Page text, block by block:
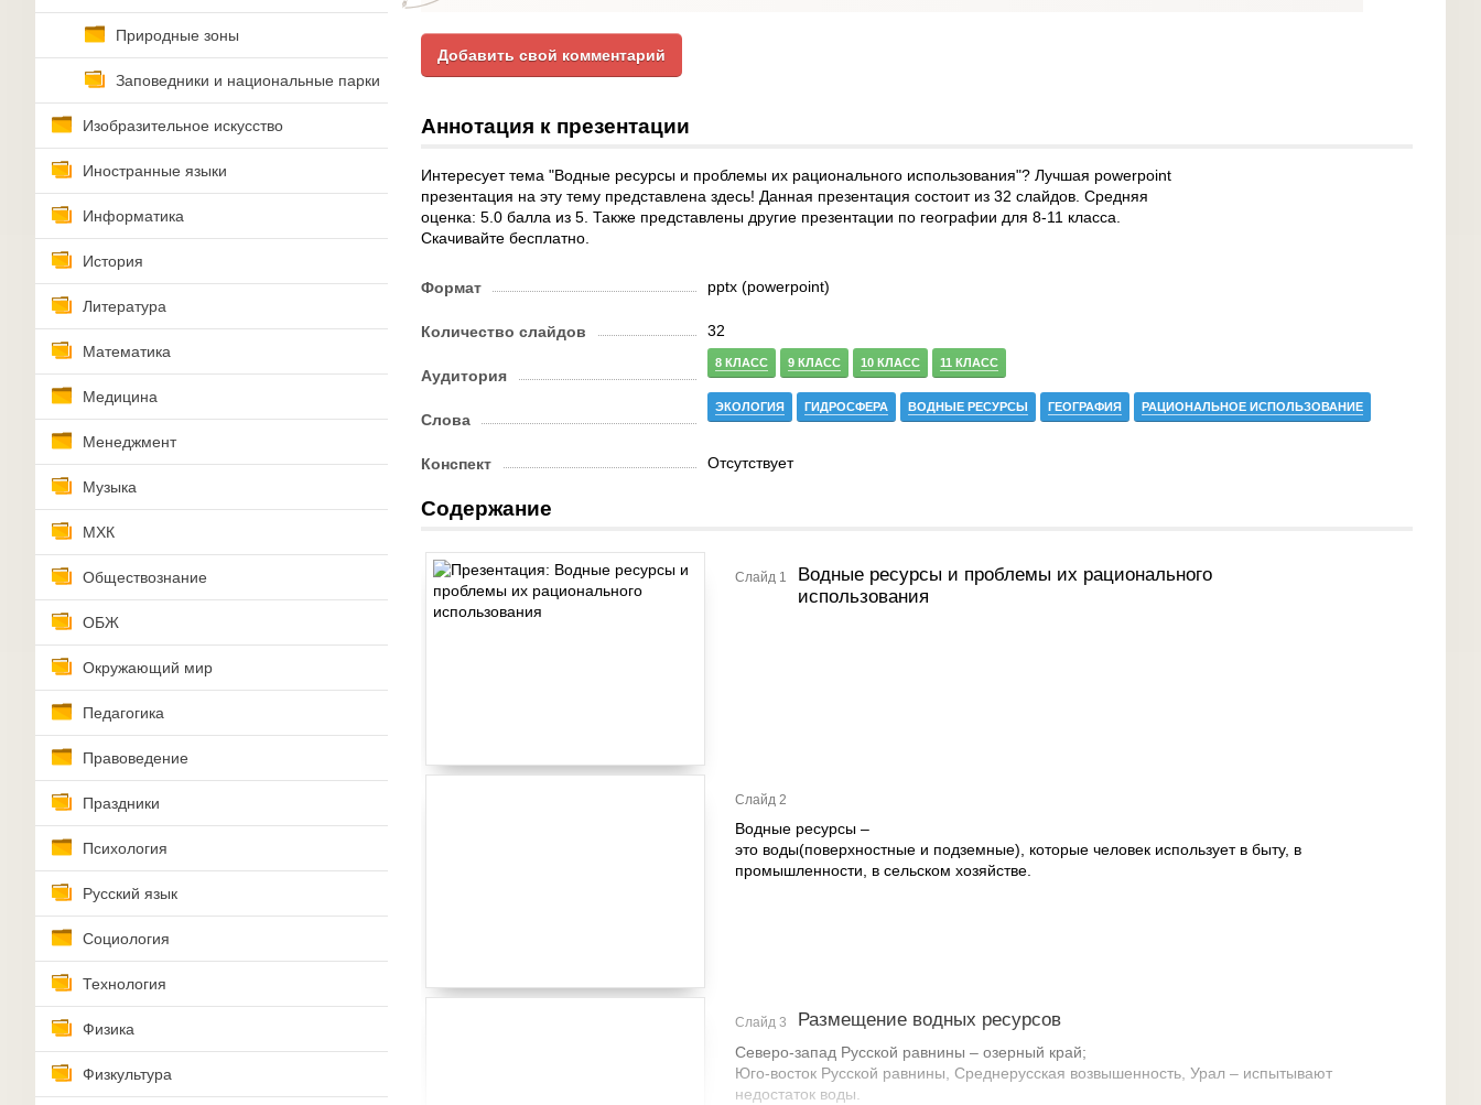
Природные зоны
Заповедники и национальные парки
Изобразительное искусство
Иностранные языки
Информатика
История
Литература
Математика
Медицина
Менеджмент
Музыка
МХК
Обществознание
ОБЖ
Окружающий мир
Педагогика
Правоведение
Праздники
Психология
Русский язык
Социология
Технология
Физика
Физкультура
Добавить свой комментарий
Аннотация к презентации
Интересует тема "Водные ресурсы и проблемы их рационального использования"? Лучшая powerpoint
презентация на эту тему представлена здесь! Данная презентация состоит из 32 слайдов. Средняя
оценка: 5.0 балла из 5. Также представлены другие презентации по географии для 8-11 класса.
Скачивайте бесплатно.
Формат pptx (powerpoint)
Количество слайдов 32
Аудитория
8 КЛАСС 9 КЛАСС 10 КЛАСС 11 КЛАСС
Слова
ЭКОЛОГИЯ ГИДРОСФЕРА ВОДНЫЕ РЕСУРСЫ ГЕОГРАФИЯ РАЦИОНАЛЬНОЕ ИСПОЛЬЗОВАНИЕ
Конспект Отсутствует
Содержание
Слайд 1
Водные ресурсы и проблемы их рационального
использования
Слайд 2
Водные ресурсы –
это воды(поверхностные и подземные), которые человек использует в быту, в
промышленности, в сельском хозяйстве.
Слайд 3 Размещение водных ресурсов
Северо-запад Русской равнины – озерный край;
Юго-восток Русской равнины, Среднерусская возвышенность, Урал – испытывают
недостаток воды.